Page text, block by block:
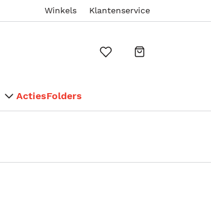
Winkels Klantenservice
ActiesFolders